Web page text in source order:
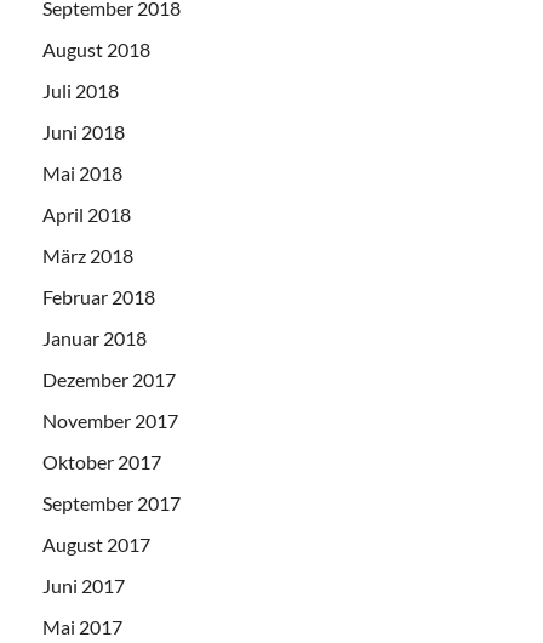
September 2018
August 2018
Juli 2018
Juni 2018
Mai 2018
April 2018
März 2018
Februar 2018
Januar 2018
Dezember 2017
November 2017
Oktober 2017
September 2017
August 2017
Juni 2017
Mai 2017